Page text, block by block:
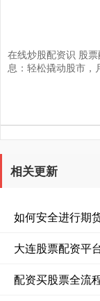
在线炒股配资识 股票
息：轻松撬动股市，
相关更新
如何安全进行期
大连股票配资平
配资买股票全流